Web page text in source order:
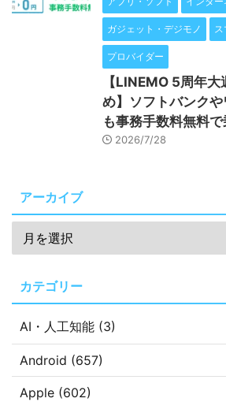
ガジェット・デジモノ ス
プロバイダー
【LINEMO 5周年
め】ソフトバンク
も事務手数料無料で
2026/7/28
アーカイブ
カテゴリー
AI・人工知能 (3)
Android (657)
Apple (602)